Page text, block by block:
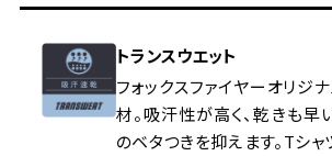
トランスウエット
フォックスファイヤーオリジ
材。吸汗性が高く、乾きも早
のベタつきを抑えます。Tシャ